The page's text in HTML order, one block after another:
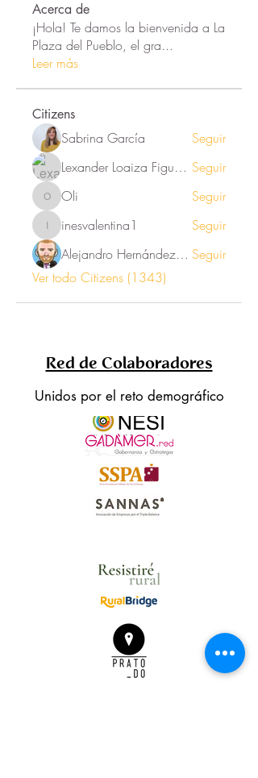
Acerca de
¡Hola! Te damos la bienvenida a La
Plaza del Pueblo, el gra...
Leer más
Citizens
Sabrina García
Seguir
Lexander Loaiza Figueroa Seguir
Oli Oli Seguir
inesvalentina1
inesvalentina1
Seguir
Alejandro Hernández Renner Seguir
Ver todo Citizens (1343)
Red de Colaboradores
Unidos por el reto demográfico